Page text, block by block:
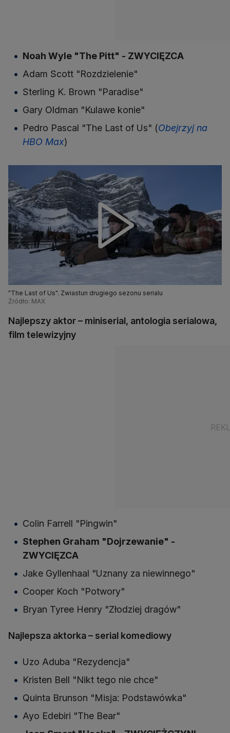
Noah Wyle "The Pitt" - ZWYCIĘZCA
Adam Scott "Rozdzielenie"
Sterling K. Brown "Paradise"
Gary Oldman "Kulawe konie"
Pedro Pascal "The Last of Us" (Obejrzyj na
HBO Max)
"The Last of Us". Zwiastun drugiego sezonu serialu
Źródło: MAX
Najlepszy aktor – miniserial, antologia serialowa,
film telewizyjny
Colin Farrell "Pingwin"
Stephen Graham "Dojrzewanie" -
ZWYCIĘZCA
Jake Gyllenhaal "Uznany za niewinnego"
Cooper Koch "Potwory"
Bryan Tyree Henry "Złodziej dragów"
Najlepsza aktorka – serial komediowy
Uzo Aduba "Rezydencja"
Kristen Bell "Nikt tego nie chce"
Quinta Brunson "Misja: Podstawówka"
Ayo Edebiri "The Bear"